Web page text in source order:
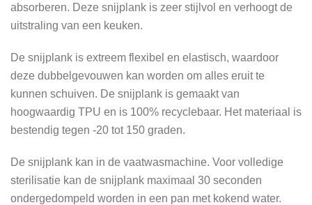
absorberen. Deze snijplank is zeer stijlvol en verhoogt de
uitstraling van een keuken.
De snijplank is extreem flexibel en elastisch, waardoor
deze dubbelgevouwen kan worden om alles eruit te
kunnen schuiven. De snijplank is gemaakt van
hoogwaardig TPU en is 100% recyclebaar. Het materiaal is
bestendig tegen -20 tot 150 graden.
De snijplank kan in de vaatwasmachine. Voor volledige
sterilisatie kan de snijplank maximaal 30 seconden
ondergedompeld worden in een pan met kokend water.